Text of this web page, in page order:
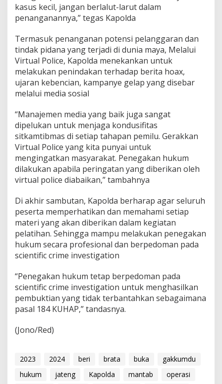
kasus kecil, jangan berlalut-larut dalam
penanganannya,” tegas Kapolda
Termasuk penanganan potensi pelanggaran dan
tindak pidana yang terjadi di dunia maya, Melalui
Virtual Police, Kapolda menekankan untuk
melakukan penindakan terhadap berita hoax,
ujaran kebencian, kampanye gelap yang disebar
melalui media sosial
“Manajemen media yang baik juga sangat
dipelukan untuk menjaga kondusifitas
sitkamtibmas di setiap tahapan pemilu. Gerakkan
Virtual Police yang kita punyai untuk
mengingatkan masyarakat. Penegakan hukum
dilakukan apabila peringatan yang diberikan oleh
virtual police diabaikan,” tambahnya
Di akhir sambutan, Kapolda berharap agar seluruh
peserta memperhatikan dan memahami setiap
materi yang akan diberikan dalam kegiatan
pelatihan. Sehingga mampu melakukan penegakan
hukum secara profesional dan berpedoman pada
scientific crime investigation
“Penegakan hukum tetap berpedoman pada
scientific crime investigation untuk menghasilkan
pembuktian yang tidak terbantahkan sebagaimana
pasal 184 KUHAP,” tandasnya.
(Jono/Red)
2023 2024 beri brata buka
gakkumdu
hukum
jateng Kapolda mantab operasi